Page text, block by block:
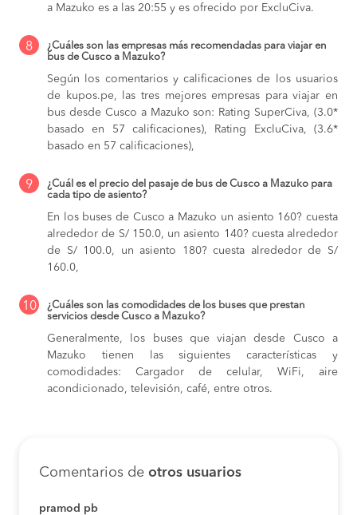
a Mazuko es a las 20:55 y es ofrecido por ExcluCiva.
8
¿Cuáles son las empresas más recomendadas para viajar en
bus de Cusco a Mazuko?
Según los comentarios y calificaciones de los usuarios
de kupos.pe, las tres mejores empresas para viajar en
bus desde Cusco a Mazuko son: Rating SuperCiva, (3.0*
basado en 57 calificaciones), Rating ExcluCiva, (3.6*
basado en 57 calificaciones),
9
¿Cuál es el precio del pasaje de bus de Cusco a Mazuko para
cada tipo de asiento?
En los buses de Cusco a Mazuko un asiento 160? cuesta
alrededor de S/ 150.0, un asiento 140? cuesta alrededor
de S/ 100.0, un asiento 180? cuesta alrededor de S/
160.0,
10
¿Cuáles son las comodidades de los buses que prestan
servicios desde Cusco a Mazuko?
Generalmente, los buses que viajan desde Cusco a
Mazuko tienen las siguientes características y
comodidades: Cargador de celular, WiFi, aire
acondicionado, televisión, café, entre otros.
Comentarios de otros usuarios
pramod pb